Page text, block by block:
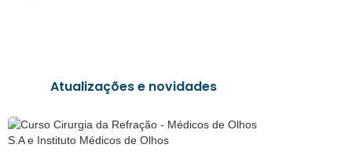
Atualizações e novidades